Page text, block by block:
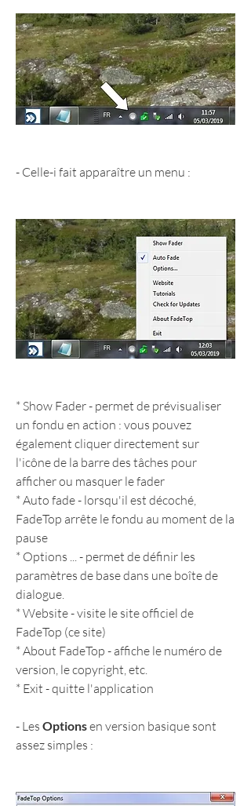
- Celle-i fait apparaître un menu :
* Show Fader - permet de prévisualiser
un fondu en action : vous pouvez
également cliquer directement sur
l'icône de la barre des tâches pour
afficher ou masquer le fader
* Auto fade - lorsqu'il est décoché,
FadeTop arrête le fondu au moment de la
pause
* Options ... - permet de définir les
paramètres de base dans une boîte de
dialogue.
* Website - visite le site officiel de
FadeTop (ce site)
* About FadeTop - affiche le numéro de
version, le copyright, etc.
* Exit - quitte l'application
- Les Options en version basique sont
assez simples :